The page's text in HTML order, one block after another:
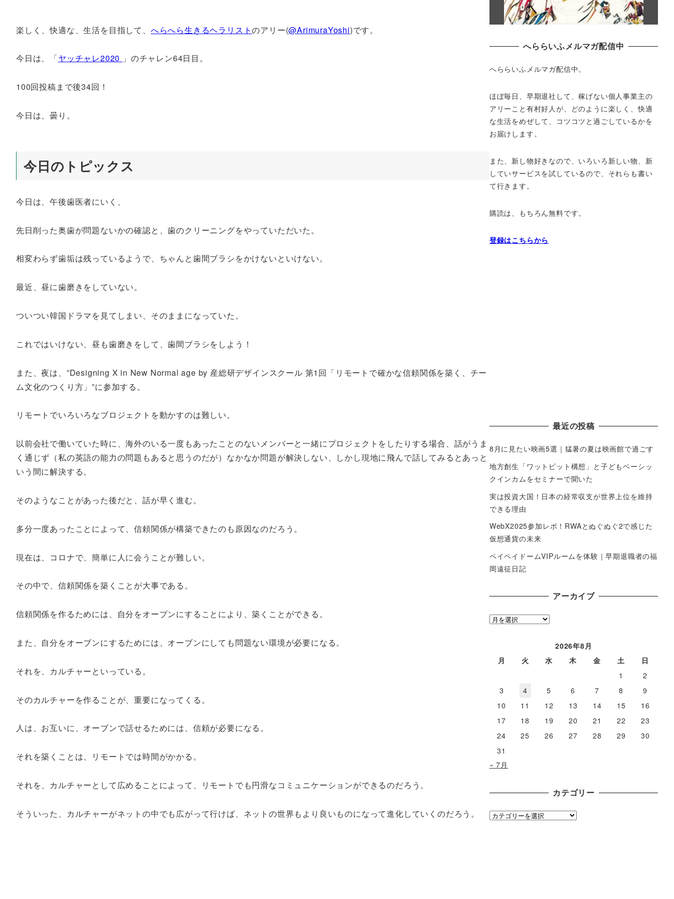
楽しく、快適な、生活を目指して、 へらへら生きるヘラリストのアリー(@ArimuraYoshi)です。
今日は、「ヤッチャレ2020 」のチャレン64日目。
100回投稿まで後34回！
今日は、曇り。
今日のトピックス
今日は、午後歯医者にいく、
先日削った奥歯が問題ないかの確認と、歯のクリーニングをやっていただいた。
相変わらず歯垢は残っているようで、ちゃんと歯間ブラシをかけないといけない。
最近、昼に歯磨きをしていない。
ついつい韓国ドラマを見てしまい、そのままになっていた。
これではいけない、昼も歯磨きをして、歯間ブラシをしよう！
また、夜は、”Designing X in New Normal age by 産総研デザインスクール 第1回「リモートで確かな信頼関係を築く、チー
ム文化のつくり方」”に参加する。
リモートでいろいろなブロジェクトを動かすのは難しい。
以前会社で働いていた時に、海外のいる一度もあったことのないメンバーと一緒にプロジェクトをしたりする場合、話がうま
く通じず（私の英語の能力の問題もあると思うのだが）なかなか問題が解決しない、しかし現地に飛んで話してみるとあっと
いう間に解決する。
そのようなことがあった後だと、話が早く進む。
多分一度あったことによって、信頼関係が構築できたのも原因なのだろう。
現在は、コロナで、簡単に人に会うことが難しい。
その中で、信頼関係を築くことが大事である。
信頼関係を作るためには、自分をオープンにすることにより、築くことができる。
また、自分をオーブンにするためには、オーブンにしても問題ない環境が必要になる。
それを、カルチャーといっている。
そのカルチャーを作ることが、重要になってくる。
人は、お互いに、オーブンで話せるためには、信頼が必要になる。
それを築くことは、リモートでは時間がかかる。
それを、カルチャーとして広めることによって、リモートでも円滑なコミュニケーションができるのだろう。
そういった、カルチャーがネットの中でも広がって行けば、ネットの世界もより良いものになって進化していくのだろう。
へららいふメルマガ配信中
へららいふメルマガ配信中。
ほぼ毎日、早期退社して、稼げない個人事業主の
アリーこと有村好人が、どのように楽しく、快適
な生活をめぜして、 コツコツと過ごしているかを
お届けします。
また、新し物好きなので、いろいろ新しい物、 新
していサービスを試しているので、それらも書い
て行きます。
購読は、もちろん無料です。
登録はこちらから
最近の投稿
8月に見たい映画5選｜猛暑の夏は映画館で過ごす
地方創生「ワットビット構想」と子どもベーシッ
クインカムをセミナーで聞いた
実は投資大国！日本の経常収支が世界上位を維持
できる理由
WebX2025参加レポ！RWAとぬぐぬぐ2で感じた
仮想通貨の未来
ペイペイドームVIPルームを体験｜早期退職者の福
岡遠征日記
アーカイブ
ア
2026年8月
月
火 水 木 金 土
日
1
2
3
4 5 6 7 8
9
10
11 12 13 14 15
16
17
18 19 20 21 22
23
24
25 26 27 28 29
30
31
« 7月
カテゴリー
カ